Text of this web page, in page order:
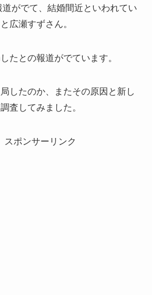
がでて、結婚間近といわれてい
広瀬すずさん。
たとの報道がでています。
したのか、またその原因と新し
査してみました。
スポンサーリンク